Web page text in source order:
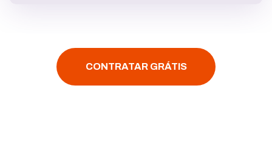
CONTRATAR GRÁTIS